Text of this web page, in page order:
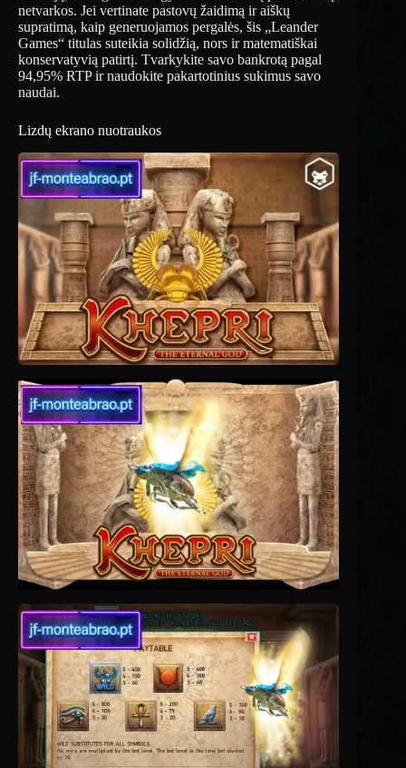
netvarkos. Jei vertinate pastovų žaidimą ir aiškų
supratimą, kaip generuojamos pergalės, šis „Leander
Games“ titulas suteikia solidžią, nors ir matematiškai
konservatyvią patirtį. Tvarkykite savo bankrotą pagal
94,95% RTP ir naudokite pakartotinius sukimus savo
naudai.
Lizdų ekrano nuotraukos